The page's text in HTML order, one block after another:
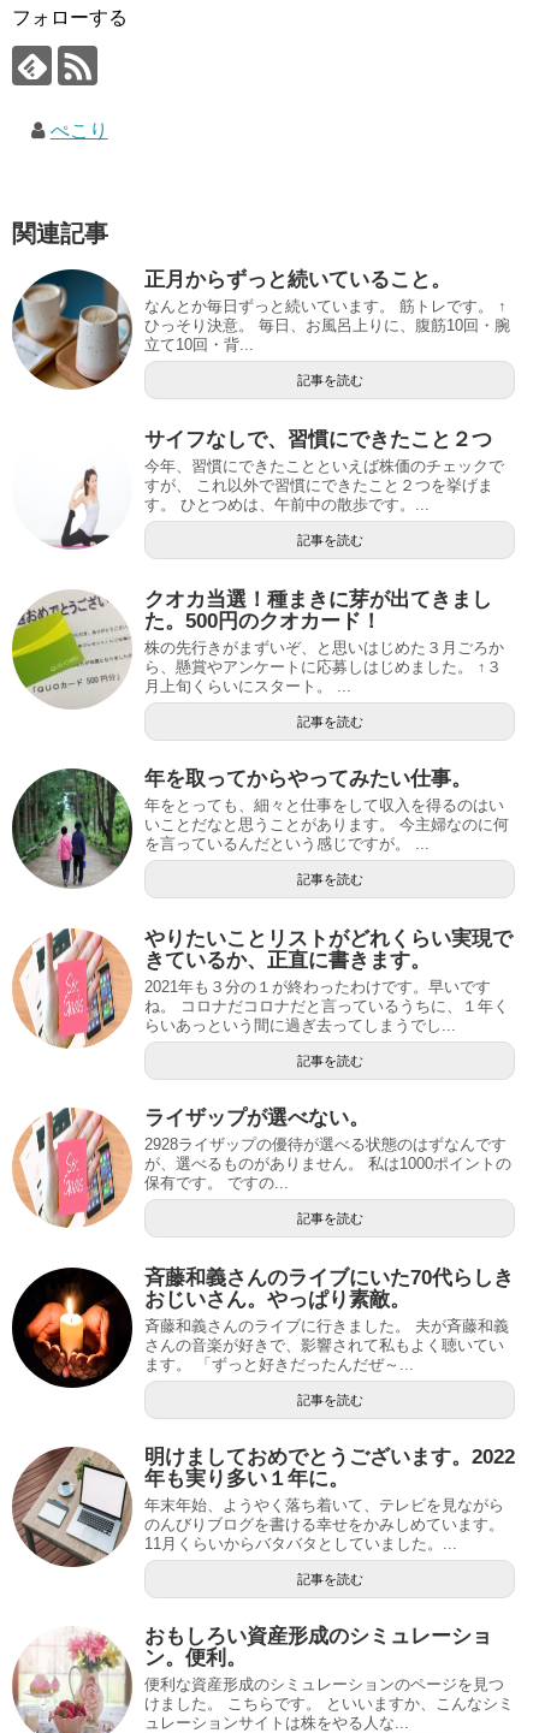
フォローする
ぺこり
関連記事
正月からずっと続いていること。
なんとか毎日ずっと続いています。 筋トレです。 ↑
ひっそり決意。 毎日、お風呂上りに、腹筋10回・腕
立て10回・背...
記事を読む
サイフなしで、習慣にできたこと２つ
今年、習慣にできたことといえば株価のチェックで
すが、 これ以外で習慣にできたこと２つを挙げま
す。 ひとつめは、午前中の散歩です。...
記事を読む
クオカ当選！種まきに芽が出てきまし
た。500円のクオカード！
株の先行きがまずいぞ、と思いはじめた３月ごろか
ら、懸賞やアンケートに応募しはじめました。 ↑３
月上旬くらいにスタート。 ...
記事を読む
年を取ってからやってみたい仕事。
年をとっても、細々と仕事をして収入を得るのはい
いことだなと思うことがあります。 今主婦なのに何
を言っているんだという感じですが。 ...
記事を読む
やりたいことリストがどれくらい実現で
きているか、正直に書きます。
2021年も３分の１が終わったわけです。早いです
ね。 コロナだコロナだと言っているうちに、１年く
らいあっという間に過ぎ去ってしまうでし...
記事を読む
ライザップが選べない。
2928ライザップの優待が選べる状態のはずなんです
が、選べるものがありません。 私は1000ポイントの
保有です。 ですの...
記事を読む
斉藤和義さんのライブにいた70代らしき
おじいさん。やっぱり素敵。
斉藤和義さんのライブに行きました。 夫が斉藤和義
さんの音楽が好きで、影響されて私もよく聴いてい
ます。 「ずっと好きだったんだぜ～...
記事を読む
明けましておめでとうございます。2022
年も実り多い１年に。
年末年始、ようやく落ち着いて、テレビを見ながら
のんびりブログを書ける幸せをかみしめています。
11月くらいからバタバタとしていました。...
記事を読む
おもしろい資産形成のシミュレーショ
ン。便利。
便利な資産形成のシミュレーションのページを見つ
けました。 こちらです。 といいますか、こんなシミ
ュレーションサイトは株をやる人な...